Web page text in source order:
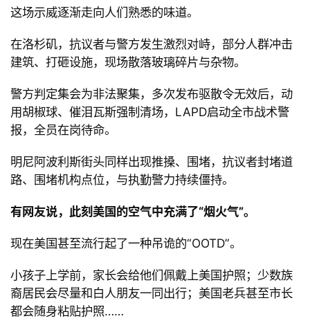
多
页
面
这场示威逐渐走向人们熟悉的味道。
在洛杉矶，抗议者与警方发生激烈对峙，部分人群冲击
建筑、打砸设施，现场散落玻璃碎片与杂物。
警方判定集会为非法聚集，多次发布驱散令无效后，动
用胡椒球、催泪瓦斯强制清场， LAPD启动全市战术警
报，全员在岗待命。
明尼阿波利斯街头同样出现推搡、围堵，抗议者封堵道
路、围堵机构点位，与执勤警力持续僵持。
有网友说，此刻美国的空气中充满了“烟火气”。
现在美国甚至流行起了一种吊诡的“OOTD”。
小孩子上学前，家长会给他们佩戴上美国护照；少数族
裔居民会尽量和白人朋友一同出行；美国老兵甚至市长
都会随身粘贴护照……